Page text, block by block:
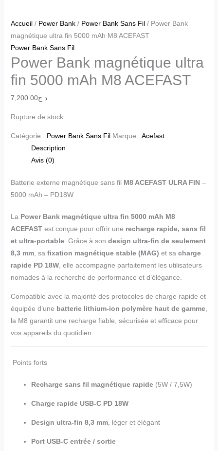
Accueil/ Power Bank/ Power Bank Sans Fil/ Power Bank
magnétique ultra fin 5000 mAh M8 ACEFAST
Power Bank Sans Fil
Power Bank magnétique ultra
fin 5000 mAh M8 ACEFAST
د.ج7,200.00
Rupture de stock
Catégorie : Power Bank Sans Fil Marque : Acefast
Description
Avis (0)
Batterie externe magnétique sans fil M8 ACEFAST ULRA FIN –
5000 mAh – PD18W
La Power Bank magnétique ultra fin 5000 mAh M8
ACEFASTest conçue pour offrir une recharge rapide, sans fil
et ultra-portable. Grâce à son design ultra-fin de seulement
8,3 mm, sa fixation magnétique stable (MAG) et sa charge
rapide PD 18W, elle accompagne parfaitement les utilisateurs
nomades à la recherche de performance et d’élégance.
Compatible avec la majorité des protocoles de charge rapide et
équipée d’une batterie lithium-ion polymère haut de gamme,
la M8 garantit une recharge fiable, sécurisée et efficace pour
vos appareils du quotidien.
Points forts
Recharge sans fil magnétique rapide(5W / 7,5W)
Charge rapide USB-C PD 18W
Design ultra-fin 8,3 mm, léger et élégant
Port USB-C entrée / sortie